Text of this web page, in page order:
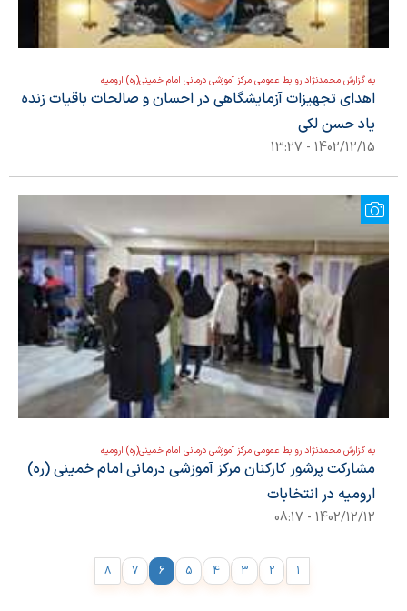
به گزارش محمدنژاد روابط عمومی مرکز آموزشی درمانی امام خمینی(ره) ارومیه
اهدای تجهیزات آزمایشگاهی در احسان و صالحات باقیات زنده
یاد حسن لکی
1402/12/15 - 13:27
به گزارش محمدنژاد روابط عمومی مرکز آموزشی درمانی امام خمینی(ره) ارومیه
مشارکت پرشور کارکنان مرکز آموزشی درمانی امام خمینی (ره)
ارومیه در انتخابات
1402/12/12 - 08:17
1
2
3
4
5
6
7
8